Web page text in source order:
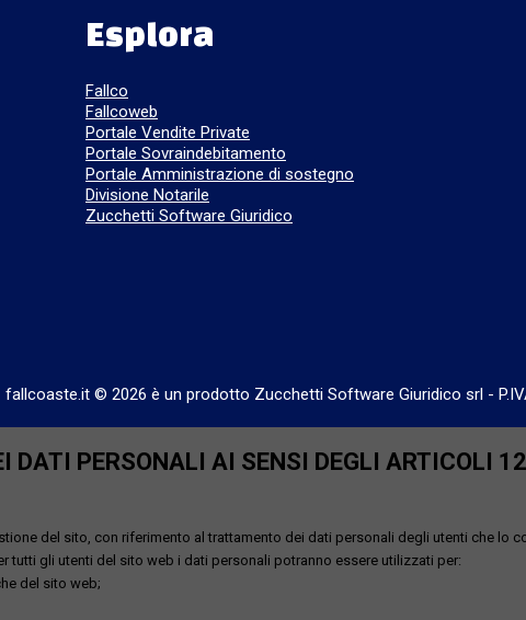
Esplora
Fallco
Fallcoweb
Portale Vendite Private
Portale Sovraindebitamento
Portale Amministrazione di sostegno
Divisione Notarile
Zucchetti Software Giuridico
fallcoaste.it © 2026 è un prodotto Zucchetti Software Giuridico srl -
DATI PERSONALI AI SENSI DEGLI ARTICOLI
del sito, con riferimento al trattamento dei dati personali degli utenti che lo
tutti gli utenti del sito web i dati personali potranno essere utilizzati per:
del sito web;